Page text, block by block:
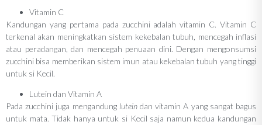
Vitamin C
Kandungan yang pertama pada zucchini adalah vitamin C. Vitamin C
terkenal akan meningkatkan sistem kekebalan tubuh, mencegah inflasi
atau peradangan, dan mencegah penuaan dini. Dengan mengonsumsi
zucchini bisa memberikan sistem imun atau kekebalan tubuh yang tinggi
untuk si Kecil.
Lutein dan Vitamin A
Pada zucchini juga mengandung luteindan vitamin A yang sangat bagus
untuk mata. Tidak hanya untuk si Kecil saja namun kedua kandungan